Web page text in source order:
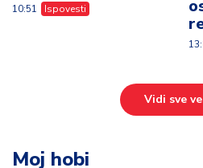
10:51 Ispovesti
Vidi sve
Moj hobi